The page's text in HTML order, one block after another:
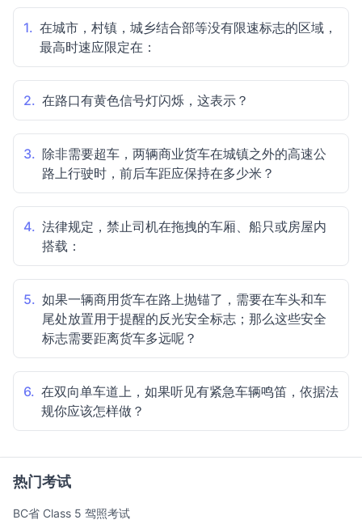
1. 在城市，村镇，城乡结合部等没有限速标志的区域，
最高时速应限定在：
2. 在路口有黄色信号灯闪烁，这表示？
3. 除非需要超车，两辆商业货车在城镇之外的高速公
路上行驶时，前后车距应保持在多少米？
4. 法律规定，禁止司机在拖拽的车厢、船只或房屋内
搭载：
5. 如果一辆商用货车在路上抛锚了，需要在车头和车
尾处放置用于提醒的反光安全标志；那么这些安全
标志需要距离货车多远呢？
6. 在双向单车道上，如果听见有紧急车辆鸣笛，依据法
规你应该怎样做？
热门考试
BC省 Class 5 驾照考试